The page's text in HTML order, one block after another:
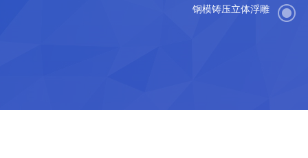
钢模铸压立体浮雕